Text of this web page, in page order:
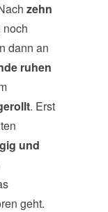
zehn
noch
dann an
ruhen
. Erst
und
geht.